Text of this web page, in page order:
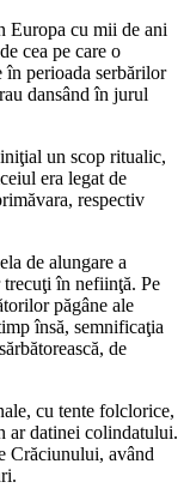
Europa cu mii de ani
cea pe care o
în perioada serbărilor
dansând în jurul
un scop ritualic,
era legat de
respectiv
de alungare a
în nefiinţă. Pe
păgâne ale
însă, semnificaţia
de
cu tente folclorice,
ar datinei colindatului.
Crăciunului, având